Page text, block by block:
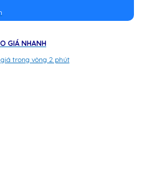
GIÁ NHANH
trong vòng 2 phút